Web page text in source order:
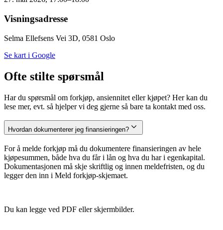
Visningsadresse
Selma Ellefsens Vei 3D, 0581 Oslo
Se kart i Google
Ofte stilte spørsmål
Har du spørsmål om forkjøp, ansiennitet eller kjøpet? Her kan du
lese mer, evt. så hjelper vi deg gjerne så bare ta kontakt med oss.
Hvordan dokumenterer jeg finansieringen?
For å melde forkjøp må du dokumentere finansieringen av hele
kjøpesummen, både hva du får i lån og hva du har i egenkapital.
Dokumentasjonen må skje skriftlig og innen meldefristen, og du
legger den inn i Meld forkjøp-skjemaet.
Du kan legge ved PDF eller skjermbilder.